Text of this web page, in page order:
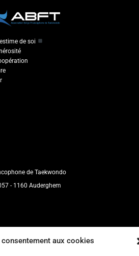
consentement aux cookies
de soi
de Taekwondo
- 1160 Auderghem